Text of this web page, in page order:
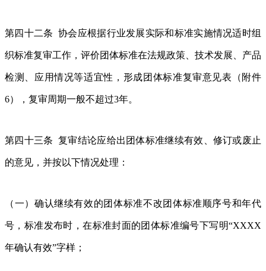
第四十二条 协会应根据行业发展实际和标准实施情况适时组
织标准复审工作，评价团体标准在法规政策、技术发展、产品
检测、应用情况等适宜性，形成团体标准复审意见表（附件
6），复审周期一般不超过3年。
第四十三条 复审结论应给出团体标准继续有效、修订或废止
的意见，并按以下情况处理：
（一）确认继续有效的团体标准不改团体标准顺序号和年代
号，标准发布时，在标准封面的团体标准编号下写明“XXXX
年确认有效”字样；